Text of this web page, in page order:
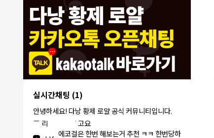
실시간채팅 (1)
안녕하세요! 다낭 황제 로얄 공식 커뮤니티입니다.
8/4/2026
1 모기한테물림:여기도 문의해보면 바로 알려줌
1 모기한테물림 정찰가보다 쌀수 없음
1 결혼안해:ㄹㅇ 팩트 ㅋㅋㅋㅋ
1 결혼안해:ㄹㅇ 팩트 ㅋㅋㅋㅋ
8/5/2026
1
NY런던파
리
:다낭 에코걸 여기서 예약 가능한가
요?
1 3군:에코걸 좀 조심 하는게 좋음
NY런던파리 :저도 많이 들었습니다 ㅋㅋ
NY런던파
리
:에코걸 하는 놈들 있으면 다 조지려
고요
에코걸은 한번 해보는거 추천 ㅋㅋ 한번당하